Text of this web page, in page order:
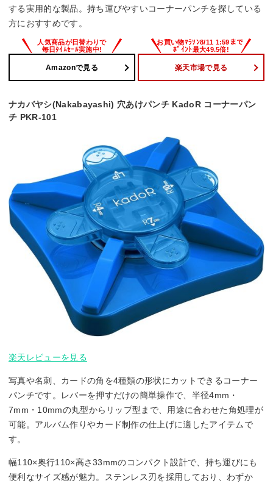
する実用的な製品。持ち運びやすいコーナーパンチを探している
方におすすめです。
Amazonで見る 楽天市場で見る
ナカバヤシ(Nakabayashi) 穴あけパンチ KadoR コーナーパン
チ PKR-101
楽天レビューを見る
写真や名刺、カードの角を4種類の形状にカットできるコーナー
パンチです。レバーを押すだけの簡単操作で、半径4mm・
7mm・10mmの丸型からリップ型まで、用途に合わせた角処理が
可能。アルバム作りやカード制作の仕上げに適したアイテムで
す。
幅110×奥行110×高さ33mmのコンパクト設計で、持ち運びにも
便利なサイズ感が魅力。ステンレス刃を採用しており、わずか